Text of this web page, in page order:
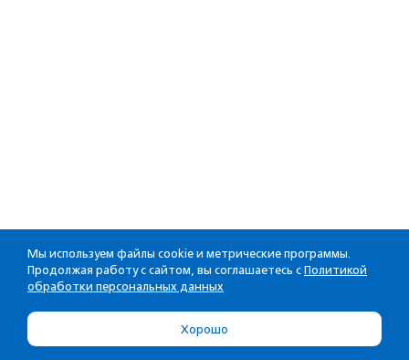
Мы используем файлы cookie и метрические программы.
Продолжая работу с сайтом, вы соглашаетесь с Политикой
обработки персональных данных
Хорошо